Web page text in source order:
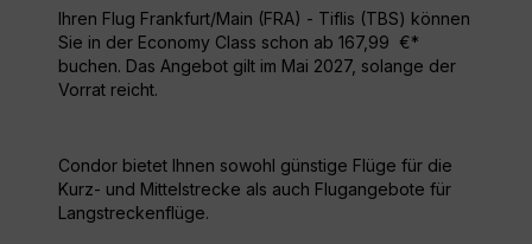
Ihren Flug Frankfurt/Main (FRA) - Tiflis (TBS) können
Sie in der Economy Class schon ab 167,99 €*
buchen. Das Angebot gilt im Mai 2027, solange der
Vorrat reicht.
Condor bietet Ihnen sowohl günstige Flüge für die
Kurz- und Mittelstrecke als auch Flugangebote für
Langstreckenflüge.